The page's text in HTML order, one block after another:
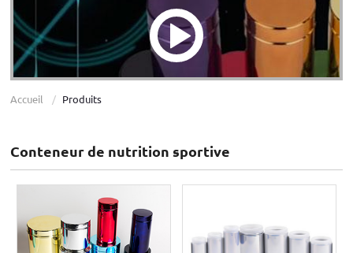
Accueil Produits
Conteneur de nutrition sportive